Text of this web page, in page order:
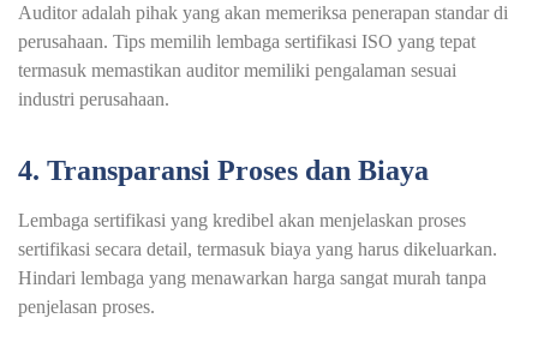
Auditor adalah pihak yang akan memeriksa penerapan standar di
perusahaan. Tips memilih lembaga sertifikasi ISO yang tepat
termasuk memastikan auditor memiliki pengalaman sesuai
industri perusahaan.
4. Transparansi Proses dan Biaya
Lembaga sertifikasi yang kredibel akan menjelaskan proses
sertifikasi secara detail, termasuk biaya yang harus dikeluarkan.
Hindari lembaga yang menawarkan harga sangat murah tanpa
penjelasan proses.